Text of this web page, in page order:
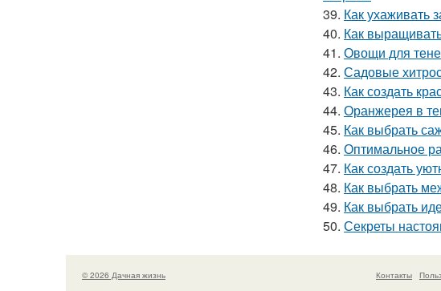
39. Как ухаживать
40. Как
41. Овощи для
42. Садовые
43. Как создать
44. Оранжерея в
45. Как выбрать
46. Оптимальное
47. Как создать
48. Как выбрать
49. Как выбрать
50. Секреты
© 2026 Дачная жизнь Контакты